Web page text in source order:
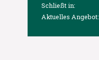
Schließt in:
Aktuelles Angebot: